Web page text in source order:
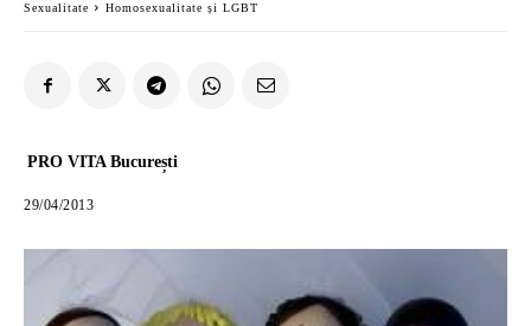
Sexualitate Homosexualitate și LGBT
PRO VITA București
29/04/2013